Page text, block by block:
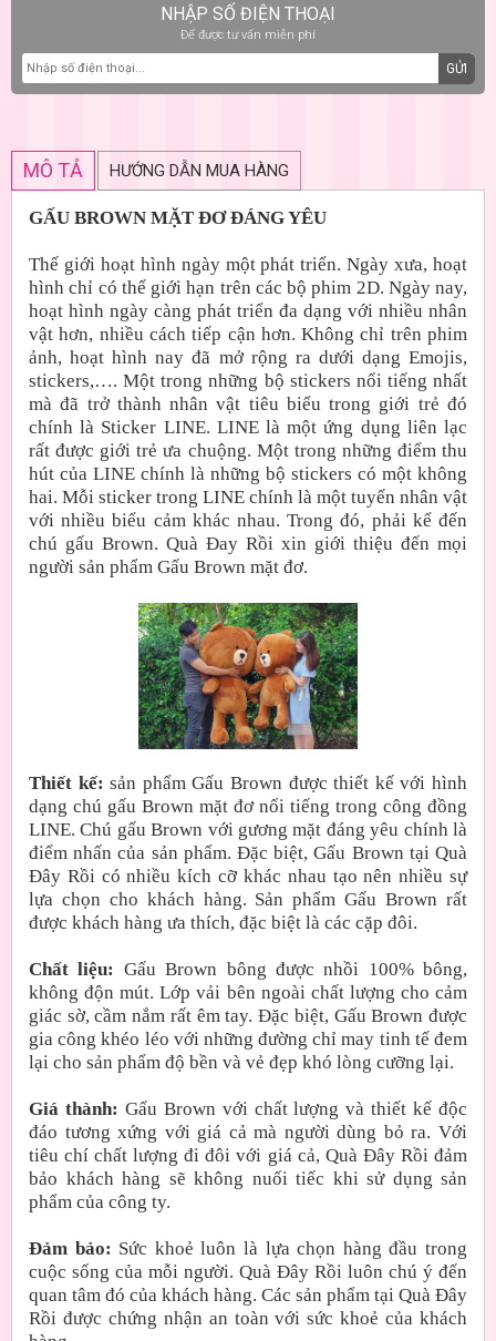
NHẬP SỐ ĐIỆN THOẠI
Để được tư vấn miễn phí
GỬI
MÔ TẢ HƯỚNG DẪN MUA HÀNG
GẤU BROWN MẶT ĐƠ ĐÁNG YÊU
Thế giới hoạt hình ngày một phát triển. Ngày xưa, hoạt
hình chỉ có thể giới hạn trên các bộ phim 2D. Ngày nay,
hoạt hình ngày càng phát triển đa dạng với nhiều nhân
vật hơn, nhiều cách tiếp cận hơn. Không chỉ trên phim
ảnh, hoạt hình nay đã mở rộng ra dưới dạng Emojis,
stickers,…. Một trong những bộ stickers nổi tiếng nhất
mà đã trở thành nhân vật tiêu biểu trong giới trẻ đó
chính là Sticker LINE. LINE là một ứng dụng liên lạc
rất được giới trẻ ưa chuộng. Một trong những điểm thu
hút của LINE chính là những bộ stickers có một không
hai. Mỗi sticker trong LINE chính là một tuyến nhân vật
với nhiều biểu cảm khác nhau. Trong đó, phải kể đến
chú gấu Brown. Quà Đay Rồi xin giới thiệu đến mọi
người sản phẩm Gấu Brown mặt đơ.
Thiết kế:sản phẩm Gấu Brown được thiết kế với hình
dạng chú gấu Brown mặt đơ nổi tiếng trong công đồng
LINE. Chú gấu Brown với gương mặt đáng yêu chính là
điểm nhấn của sản phẩm. Đặc biệt, Gấu Brown tại Quà
Đây Rồi có nhiều kích cỡ khác nhau tạo nên nhiều sự
lựa chọn cho khách hàng. Sản phẩm Gấu Brown rất
được khách hàng ưa thích, đặc biệt là các cặp đôi.
Chất liệu: Gấu Brown bông được nhồi 100% bông,
không độn mút. Lớp vải bên ngoài chất lượng cho cảm
giác sờ, cầm nắm rất êm tay. Đặc biệt, Gấu Brown được
gia công khéo léo với những đường chỉ may tinh tế đem
lại cho sản phẩm độ bền và vẻ đẹp khó lòng cưỡng lại.
Giá thành: Gấu Brown với chất lượng và thiết kế độc
đáo tương xứng với giá cả mà người dùng bỏ ra. Với
tiêu chí chất lượng đi đôi với giá cả, Quà Đây Rồi đảm
bảo khách hàng sẽ không nuối tiếc khi sử dụng sản
phẩm của công ty.
Đảm bảo: Sức khoẻ luôn là lựa chọn hàng đầu trong
cuộc sống của mỗi người. Quà Đây Rồi luôn chú ý đến
quan tâm đó của khách hàng. Các sản phẩm tại Quà Đây
Rồi được chứng nhận an toàn với sức khoẻ của khách